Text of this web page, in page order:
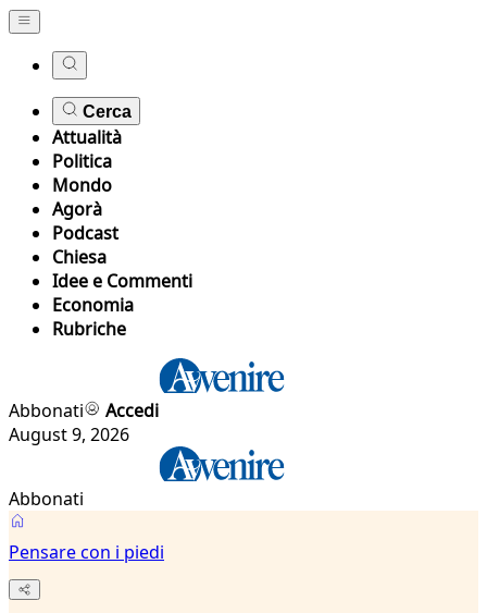
Cerca
Attualità
Politica
Mondo
Agorà
Podcast
Chiesa
Idee e Commenti
Economia
Rubriche
Abbonati
Accedi
August 9, 2026
Abbonati
Pensare con i piedi